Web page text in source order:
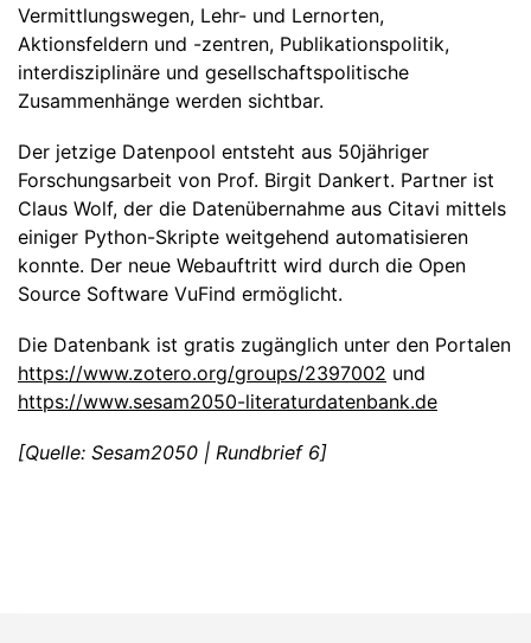
Vermittlungswegen, Lehr- und Lernorten,
Aktionsfeldern und -zentren, Publikationspolitik,
interdisziplinäre und gesellschaftspolitische
Zusammenhänge werden sichtbar.
Der jetzige Datenpool entsteht aus 50jähriger
Forschungsarbeit von Prof. Birgit Dankert. Partner ist
Claus Wolf, der die Datenübernahme aus Citavi mittels
einiger Python-Skripte weitgehend automatisieren
konnte. Der neue Webauftritt wird durch die Open
Source Software VuFind ermöglicht.
Die Datenbank ist gratis zugänglich unter den Portalen
https://www.zotero.org/groups/2397002 und
https://www.sesam2050-literaturdatenbank.de
[Quelle: Sesam2050 | Rundbrief 6]